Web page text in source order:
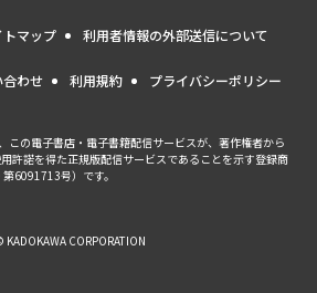
マップ 利用者情報の外部送信について
わせ 利用規約 プライバシーポリシー
この電子書店・電子書籍配信サービスが、著作権者から
許諾を得た正規版配信サービスであることを示す登録商
6091713号）です。
KADOKAWA CORPORATION